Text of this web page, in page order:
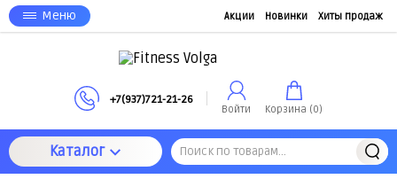
Меню Акции Новинки Хиты продаж
+7(937)721-21-26
Войти Корзина (0)
Каталог